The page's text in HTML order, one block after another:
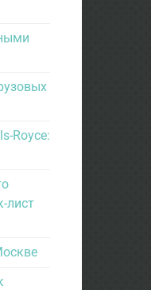
Royce:
лист